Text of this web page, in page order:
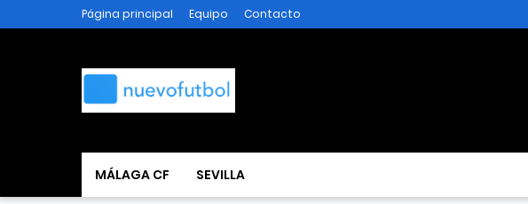
Página principal Equipo Contacto
MÁLAGA CF SEVILLA